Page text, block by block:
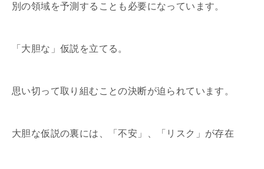
別の領域を予測することも必要になっています。
「大胆な」仮説を立てる。
思い切って取り組むことの決断が迫られています。
大胆な仮説の裏には、「不安」、「リスク」が存在